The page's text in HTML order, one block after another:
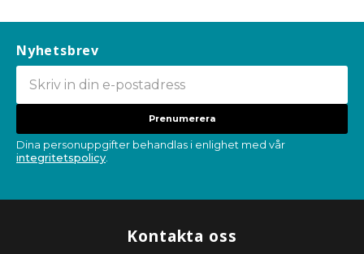
Nyhetsbrev
Prenumerera
Dina personuppgifter behandlas i enlighet med vår
integritetspolicy.
Kontakta oss